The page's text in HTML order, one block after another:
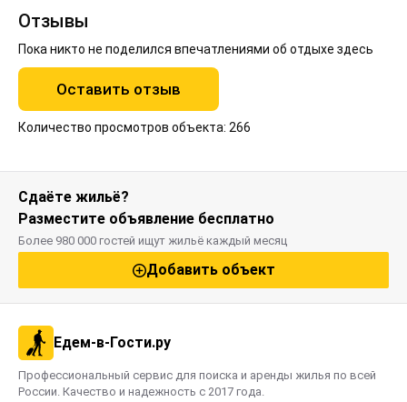
Отзывы
Пока никто не поделился впечатлениями об отдыхе здесь
Оставить отзыв
Количество просмотров объекта: 266
Сдаёте жильё?
Разместите объявление бесплатно
Более 980 000 гостей ищут жильё каждый месяц
Добавить объект
Едем-в-Гости.ру
Профессиональный сервис для поиска и аренды жилья по всей
России. Качество и надежность с 2017 года.